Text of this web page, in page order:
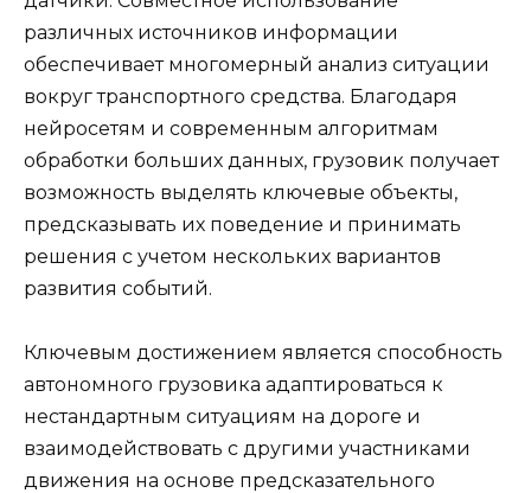
различных источников информации
обеспечивает многомерный анализ ситуации
вокруг транспортного средства. Благодаря
нейросетям и современным алгоритмам
обработки больших данных, грузовик получает
возможность выделять ключевые объекты,
предсказывать их поведение и принимать
решения с учетом нескольких вариантов
развития событий.
Ключевым достижением является способность
автономного грузовика адаптироваться к
нестандартным ситуациям на дороге и
взаимодействовать с другими участниками
движения на основе предсказательного